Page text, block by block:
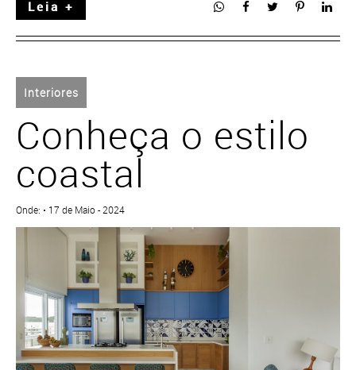
Leia +
Interiores
Conheça o estilo
coastal
Onde: • 17 de Maio - 2024